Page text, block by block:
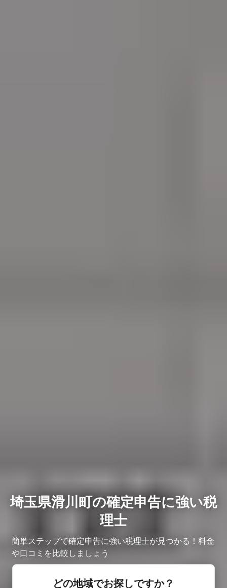
埼玉県滑川町の確定申告に強い税
理士
簡単ステップで確定申告に強い税理士が見つかる！料金
や口コミを比較しましょう
どの地域でお探しですか？